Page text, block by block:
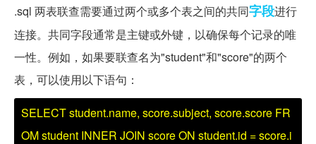
.sql 两表联查需要通过两个或多个表之间的共同字段进行
连接。共同字段通常是主键或外键，以确保每个记录的唯
一性。例如，如果要联查名为"student"和"score"的两个
表，可以使用以下语句：
SELECT student.name, score.subject, score.score FR
OM student INNER JOIN score ON student.id = score.i